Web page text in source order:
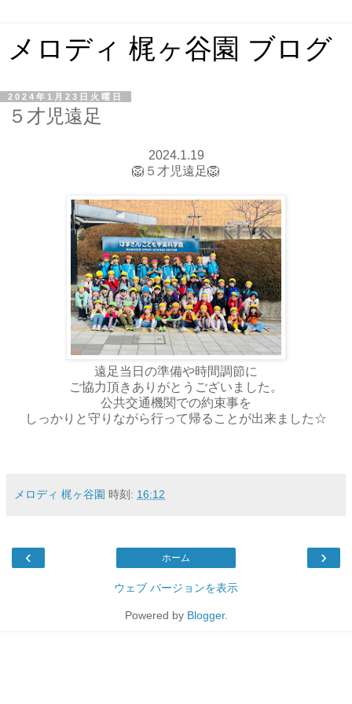
メロディ 梶ヶ谷園 ブログ
2024年1月23日火曜日
５才児遠足
2024.1.19
🦁５才児遠足🦁
遠足当日の準備や時間調節に
ご協力頂きありがとうございました。
公共交通機関での約束事を
しっかりと守りながら行って帰ることが出来ました☆
メロディ 梶ヶ谷園 時刻: 16:12
‹ ›
ホーム
ウェブ バージョンを表示
Powered by Blogger.